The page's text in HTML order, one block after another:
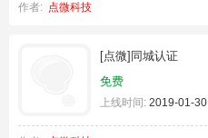
作者: 点微科技
[点微]同城认证
免费
上线时间: 2019-01-30